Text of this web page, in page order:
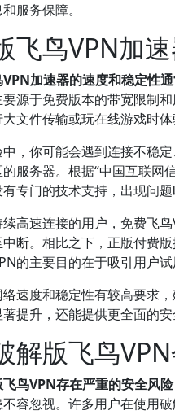
服务保障。
飞鸟VPN加
加速器的速度和稳定性
源于免费版本的带宽限制
文件传输或玩在线游戏时体
，你可能会遇到连接不稳
服务器。根据“中国互联网
专门的技术支持，出现问
高速连接的用户，免费飞
断。相比之下，正版付费
的主要目的在于吸引用户
速度和稳定性有较高要求
提升，还能提供更全面的
解版飞鸟
鸟VPN存在严重的安全风
容忽视。许多用户在使用